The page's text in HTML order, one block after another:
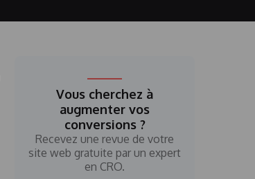
Vous cherchez à
augmenter vos
conversions ?
Recevez une revue de votre
site web gratuite par un expert
en CRO.